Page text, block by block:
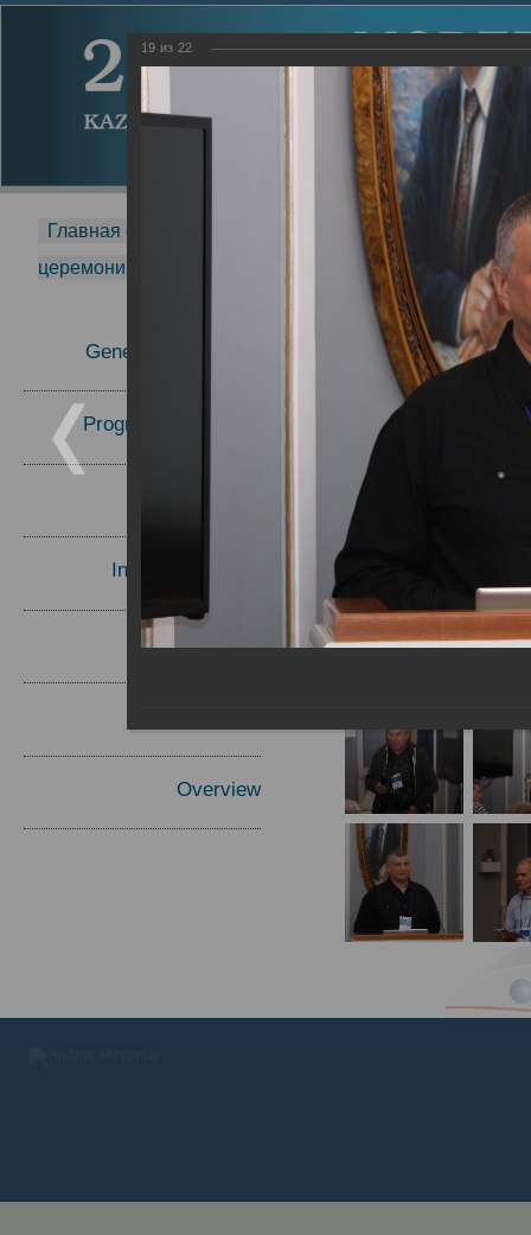
Главная страница
Международная
церемонии вручения премии Zavoisky Award
- 2017 г. -
General Information
Program Committee
Invited Speakers
Materials
Overview
Report
27.09.2017
23.10.2017
19 из 22